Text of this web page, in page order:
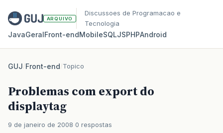
ARQUIVO
Discussoes de Programacao e
Tecnologia
JavaGeralFront‑endMobileSQLJSPHPAndroid
GUJ/Front-end/Topico
Problemas com export do
displaytag
9 de janeiro de 2008 0 respostas